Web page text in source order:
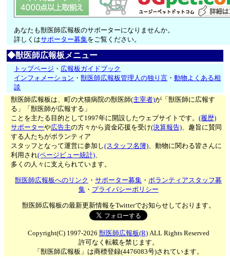
あなたも獣医師広報板のサポーターになりませんか。
詳しくはサポーター募集をご覧ください。
◆獣医師広報板メニュー
トップページ ・ 広報板ガイドブック
インフォメーション ・獣医師広報板管理人の独り言 ・動物よくある相
談
獣医師広報板は、町の犬猫病院の獣医師(主宰者)が「獣医師に広報す
る」「獣医師が広報する」
ことを主たる目的として1997年に開設したウェブサイトです。(履歴)
サポーターや広告主の方々から資金応援を受け(決算報告)、趣旨に賛同
する人たちがボランティア
スタッフとなって運営に参加し(スタッフ名簿)、動物に関わる皆さんに
利用され(ページビュー統計)、
多くの人々に支えられています。
獣医師広報板へのリンク ・サポーター募集 ・ボランティアスタッフ募
集・ プライバシーポリシー
獣医師広報板の最新更新情報をTwitterでお知らせしております。
Copyright(C) 1997-2026 獣医師広報板(R)ALL Rights Reserved
許可なく転載を禁じます。
「獣医師広報板」は商標登録(4476083号)されています。